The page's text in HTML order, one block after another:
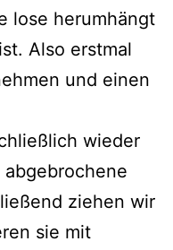
lose herumhängt
Also erstmal
und einen
wieder
ziehen wir
sie mit